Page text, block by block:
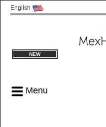
English
NEW
Menu